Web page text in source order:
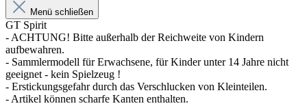
Menü schließen
GT Spirit
- ACHTUNG! Bitte außerhalb der Reichweite von Kindern
aufbewahren.
- Sammlermodell für Erwachsene, für Kinder unter 14 Jahre nicht
geeignet - kein Spielzeug !
- Erstickungsgefahr durch das Verschlucken von Kleinteilen.
- Artikel können scharfe Kanten enthalten.